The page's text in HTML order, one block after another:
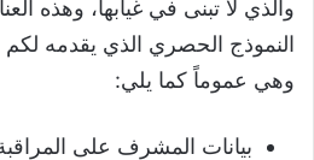
والذي لا تبنى في غيابها، وهذه
النموذج الحصري الذي يقدمه
وهي عموماً كما يلي:
بيانات المشرف على